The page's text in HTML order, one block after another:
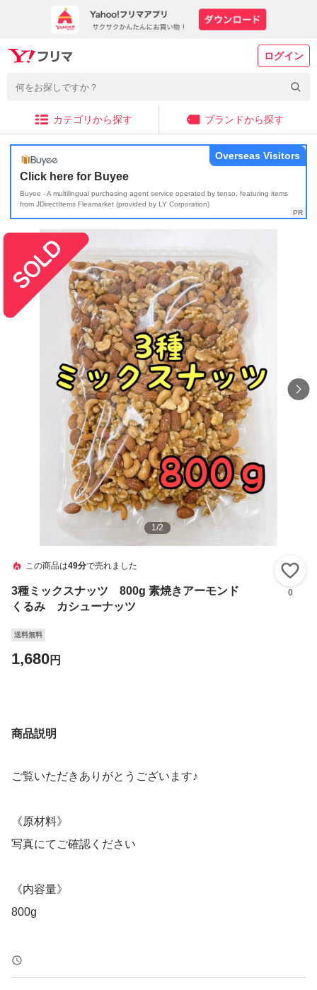
ログイン
カテゴリから探す ブランドから探す
Click here for Buyee
Buyee - A multilingual purchasing agent service operated by tenso, featuring items
from JDirectItems Fleamarket (provided by LY Corporation)
Overseas Visitors
1/2
この商品は49分で売れました
3種ミックスナッツ 800g 素焼きアーモンド
くるみ カシューナッツ
0
送料無料
1,680円
商品説明
ご覧いただきありがとうございます♪
《原材料》
写真にてご確認ください
《内容量》
800g
《賞味期限》
ご注文より約150日